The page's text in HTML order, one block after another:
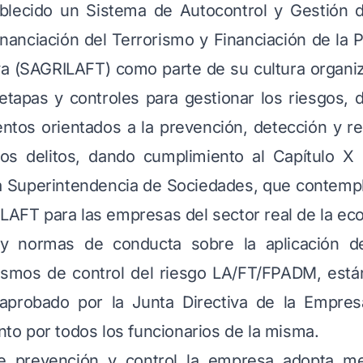
un Sistema de Autocontrol y Gestión
del Terrorismo y Financiación de la
(SAGRILAFT) como parte de su cultura
y controles para gestionar los riesgos,
orientados a la prevención, detección y
delitos, dando cumplimiento al Capítulo X
de Sociedades, que
para las empresas del sector real de la
normas de conducta sobre la aplicación
de control del riesgo LA/FT/FPADM,
aprobado por la Junta Directiva de la
por todos los funcionarios de la misma.